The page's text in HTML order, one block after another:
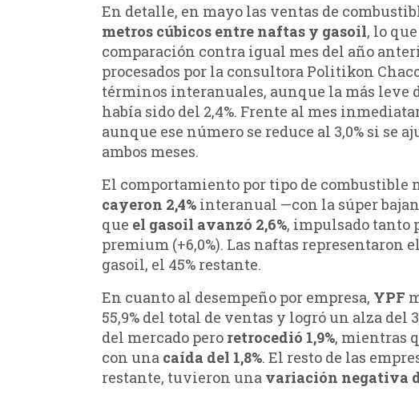
En detalle, en mayo las ventas de
metros cúbicos entre naftas y gasoil, lo
comparación contra igual mes del año
procesados por la consultora Politikon
términos interanuales, aunque la más leve
había sido del 2,4%. Frente al mes
aunque ese número se reduce al 3,0% si se
ambos meses.
El comportamiento por tipo de combustible
cayeron 2,4%interanual —con la súper
que el gasoil avanzó 2,6%, impulsado tanto
premium (+6,0%). Las naftas representaron
gasoil, el 45% restante.
En cuanto al desempeño por empresa, YPF
55,9% del total de ventas y logró un alza del
del mercado peroretrocedió 1,9%, mientras
con unacaída del 1,8%. El resto de las
restante, tuvieron una variación negativa